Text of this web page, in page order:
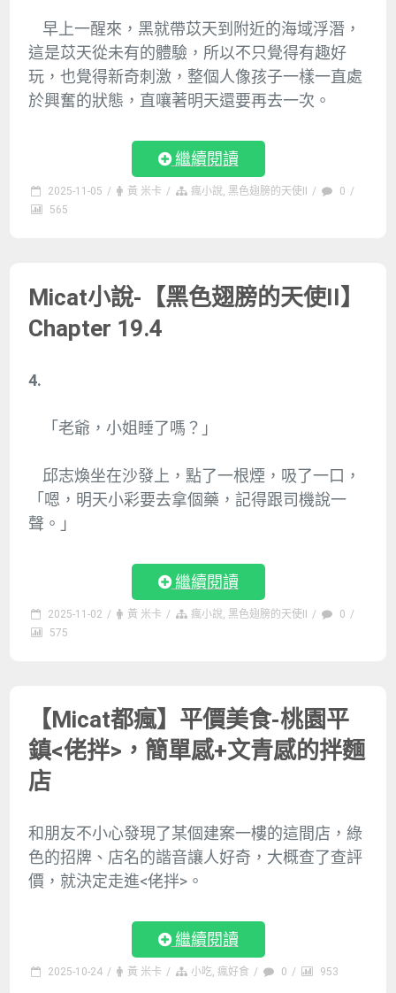
早上一醒來，黑就帶苡天到附近的海域浮潛，
這是苡天從未有的體驗，所以不只覺得有趣好
玩，也覺得新奇刺激，整個人像孩子一樣一直處
於興奮的狀態，直嚷著明天還要再去一次。
繼續閱讀
2025-11-05 / 黃 米卡 / 瘋小說, 黑色翅膀的天使II / 0 /
565
Micat小說-【黑色翅膀的天使II】
Chapter 19.4
4.
「老爺，小姐睡了嗎？」
邱志煥坐在沙發上，點了一根煙，吸了一口，
「嗯，明天小彩要去拿個藥，記得跟司機說一
聲。」
繼續閱讀
2025-11-02 / 黃 米卡 / 瘋小說 黑色翅膀的天使II / 0 /
575
【Micat都瘋】平價美食-桃園平
鎮<佬拌>，簡單感+文青感的拌麵
店
和朋友不小心發現了某個建案一樓的這間店，綠
色的招牌、店名的諧音讓人好奇，大概查了查評
價，就決定走進<佬拌>。
繼續閱讀
2025-10-24 / 黃 米卡 / 小吃,瘋好食 / 0 / 953